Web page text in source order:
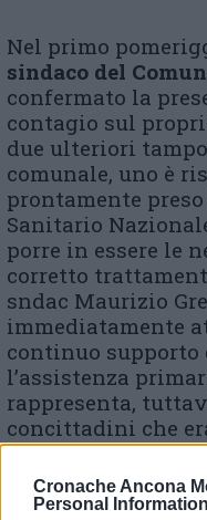
Cronache Ancona
Personal Information
Nel primo
sindaco del
confermato la
contagio sul
due ulteriori
comunale, uno è
prontamente
Sanitario
porre in essere le
corretto
sndac Maurizio
immediatamente
continuo supporto
l’assistenza
rappresenta,
concittadini che
quarantena
contatto con i
giorni scorsi sta